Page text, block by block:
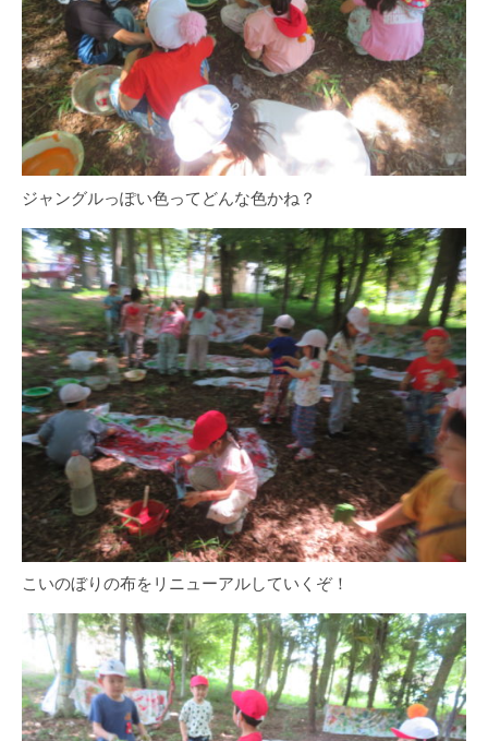
ジャングルっぽい色ってどんな色かね？
こいのぼりの布をリニューアルしていくぞ！